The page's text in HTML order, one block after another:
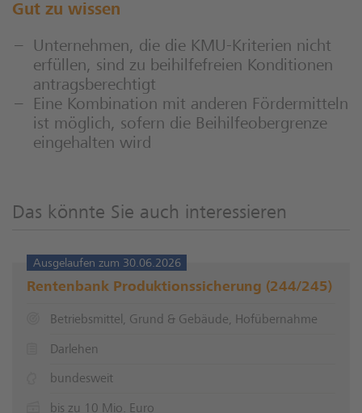
Gut zu wissen
Unternehmen, die die KMU-Kriterien nicht
erfüllen, sind zu beihilfefreien Konditionen
antragsberechtigt
Eine Kombination mit anderen Fördermitteln
ist möglich, sofern die Beihilfeobergrenze
eingehalten wird
Das könnte Sie auch interessieren
Ausgelaufen zum 30.06.2026
Rentenbank Produktionssicherung (244/245)
Betriebsmittel, Grund & Gebäude, Hofübernahme
Darlehen
bundesweit
bis zu 10 Mio. Euro